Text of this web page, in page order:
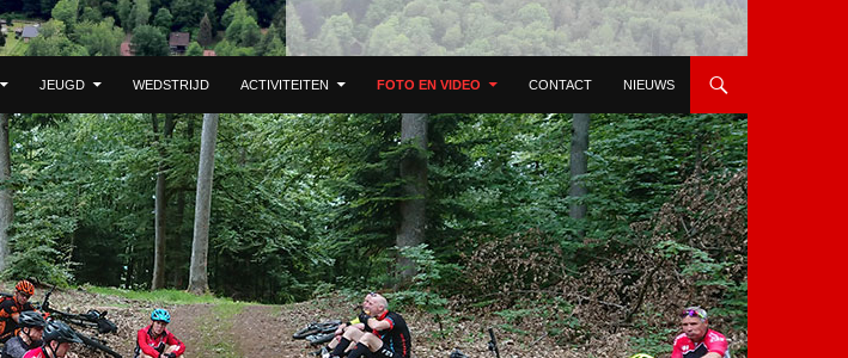
JEUGD WEDSTRIJD ACTIVITEITEN FOTO EN VIDEO CONTACT NIEUWS